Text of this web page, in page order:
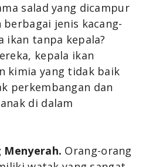
salad yang dicampur
jenis kacang-
ikan tanpa kepala?
kepala ikan
kimia yang tidak baik
perkembangan dan
di dalam
Menyerah. Orang-orang